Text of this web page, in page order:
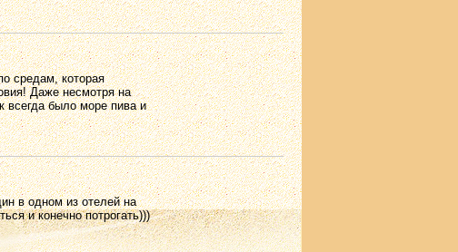
средам, которая
Даже несмотря на
всегда было море пива и
в одном из отелей на
и конечно потрогать)))